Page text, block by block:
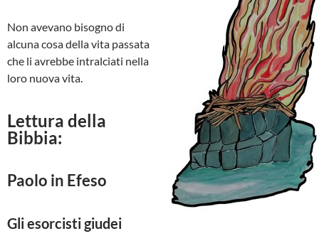
Non avevano bisogno di
alcuna cosa della vita passata
che li avrebbe intralciati nella
loro nuova vita.
Lettura della
Bibbia:
Paolo in Efeso
Gli esorcisti giudei